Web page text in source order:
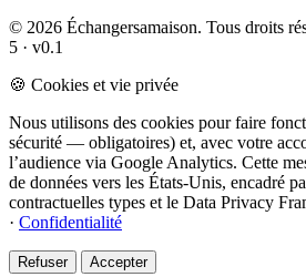
© 2026 Échangersamaison. Tous droits
5 · v0.1
🍪 Cookies et vie privée
Nous utilisons des cookies pour faire
sécurité — obligatoires) et, avec votre
l’audience via Google Analytics. Cette
de données vers les États-Unis, encadré
contractuelles types et le Data Privacy
· Confidentialité
Refuser Accepter